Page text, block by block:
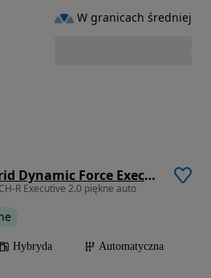
Toyota C-HR 2.0 Hybrid Dynamic Force Executive
R Executive 2.0 piękne auto
Hybryda
Automatyczna
W granicach średniej